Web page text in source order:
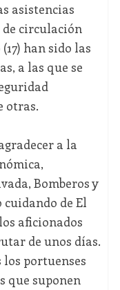
asistencias
de circulación
han sido las
a las que se
otras.
a la
Bomberos y
de El
aficionados
de unos días.
portuenses
que suponen